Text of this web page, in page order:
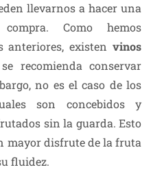
llevarnos a hacer una
Como hemos
anteriores, existen vinos
recomienda conservar
no es el caso de los
son concebidos y
sin la guarda. Esto
mayor disfrute de la fruta
fluidez.